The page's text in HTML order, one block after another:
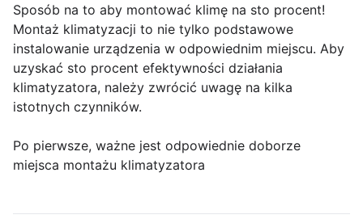
Sposób na to aby montować klimę na sto procent!
Montaż klimatyzacji to nie tylko podstawowe
instalowanie urządzenia w odpowiednim miejscu. Aby
uzyskać sto procent efektywności działania
klimatyzatora, należy zwrócić uwagę na kilka
istotnych czynników.
Po pierwsze, ważne jest odpowiednie doborze
miejsca montażu klimatyzatora